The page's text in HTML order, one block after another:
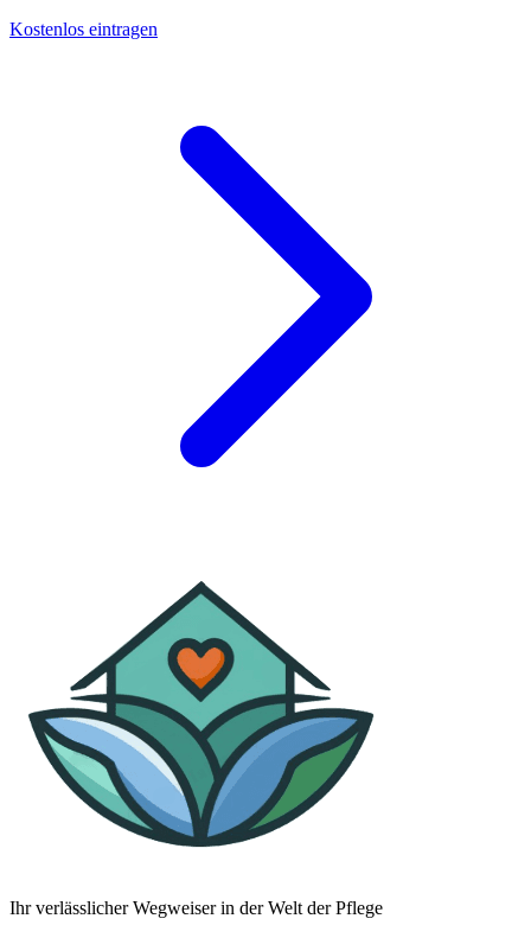
Kostenlos eintragen
Ihr verlässlicher Wegweiser in der Welt der Pflege